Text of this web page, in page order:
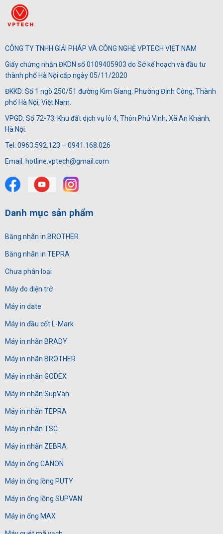
CÔNG TY TNHH GIẢI PHÁP VÀ CÔNG NGHỆ VPTECH VIỆT NAM
Giấy chứng nhận ĐKDN số 0109405903 do Sở kế hoạch và đầu tư
thành phố Hà Nội cấp ngày 05/11/2020
ĐKKD: Số 1 ngõ 250/51 đường Kim Giang, Phường Định Công, Thành
phố Hà Nội, Việt Nam.
VPGD: Số 72-73, Khu đất dịch vụ lô 4, Thôn Phú Vinh, Xã An Khánh,
Hà Nội.
Tel: 0963.592.123 – 0941.168.026
Email: hotline.vptech@gmail.com
Danh mục sản phẩm
Băng nhãn in BROTHER
Băng nhãn in TEPRA
Chưa phân loại
Máy đo điện trở
Máy in date
Máy in đầu cốt L-Mark
Máy in nhãn BRADY
Máy in nhãn BROTHER
Máy in nhãn GODEX
Máy in nhãn SupVan
Máy in nhãn TEPRA
Máy in nhãn TSC
Máy in nhãn ZEBRA
Máy in ống CANON
Máy in ống lồng PUTY
Máy in ống lồng SUPVAN
Máy in ống MAX